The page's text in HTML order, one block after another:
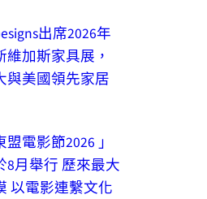
出席2026年
維加斯家具展，
與美國領先家居
盟電影節2026 」
8月舉行 歷來最大
以電影連繫文化